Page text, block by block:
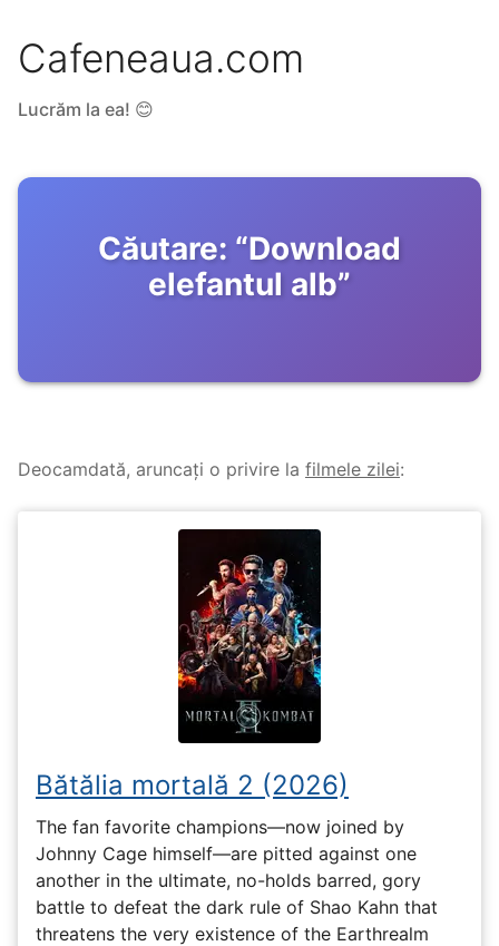
Cafeneaua.com
Lucrăm la ea! 😊
Căutare: “Download
elefantul alb”
Deocamdată, aruncați o privire la filmele zilei:
Bătălia mortală 2 (2026)
The fan favorite champions—now joined by
Johnny Cage himself—are pitted against one
another in the ultimate, no-holds barred, gory
battle to defeat the dark rule of Shao Kahn that
threatens the very existence of the Earthrealm